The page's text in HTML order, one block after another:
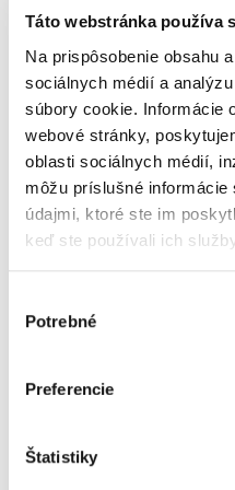
Táto webstránka používa
Na prispôsobenie obsahu
sociálnych médií a
súbory cookie. Informácie
webové stránky,
oblasti sociálnych médií,
môžu príslušné
údajmi, ktoré ste im
keď ste používali ich
súhlasu
Potrebné
Preferencie
Štatistiky
práva“ a má zjavné
Z recenzného
Milana Ďuricu,
„Tento (autorský
významnými
regulácie z
Národnej banky
domácom, ale aj
právnej praxe je
komentárového typu.“